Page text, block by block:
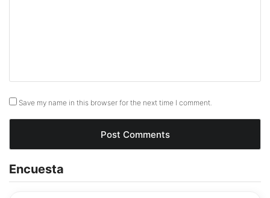
Save my name in this browser for the next time I comment.
Encuesta